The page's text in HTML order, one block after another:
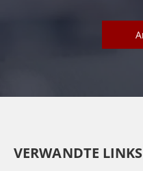
VERWANDTE LINKS